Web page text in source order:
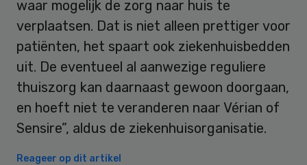
waar mogelijk de zorg naar huis te
verplaatsen. Dat is niet alleen prettiger voor
patiënten, het spaart ook ziekenhuisbedden
uit. De eventueel al aanwezige reguliere
thuiszorg kan daarnaast gewoon doorgaan,
en hoeft niet te veranderen naar Vérian of
Sensire”, aldus de ziekenhuisorganisatie.
Reageer op dit artikel